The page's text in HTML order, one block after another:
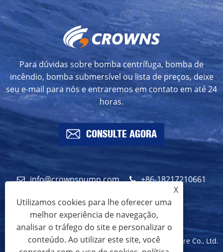
Para dúvidas sobre bomba centrífuga, bomba de
incêndio, bomba submersível ou lista de preços, deixe
seu e-mail para nós e entraremos em contato em até 24
horas.
CONSULTE AGORA
+86-18217210661
info@crownspump.com
+86-18217210661
Copyright © 2024 Shanghai Crowns Pump Manufacture Co., Ltd.
X
Utilizamos cookies para lhe oferecer uma
melhor experiência de navegação,
analisar o tráfego do site e personalizar o
conteúdo. Ao utilizar este site, você